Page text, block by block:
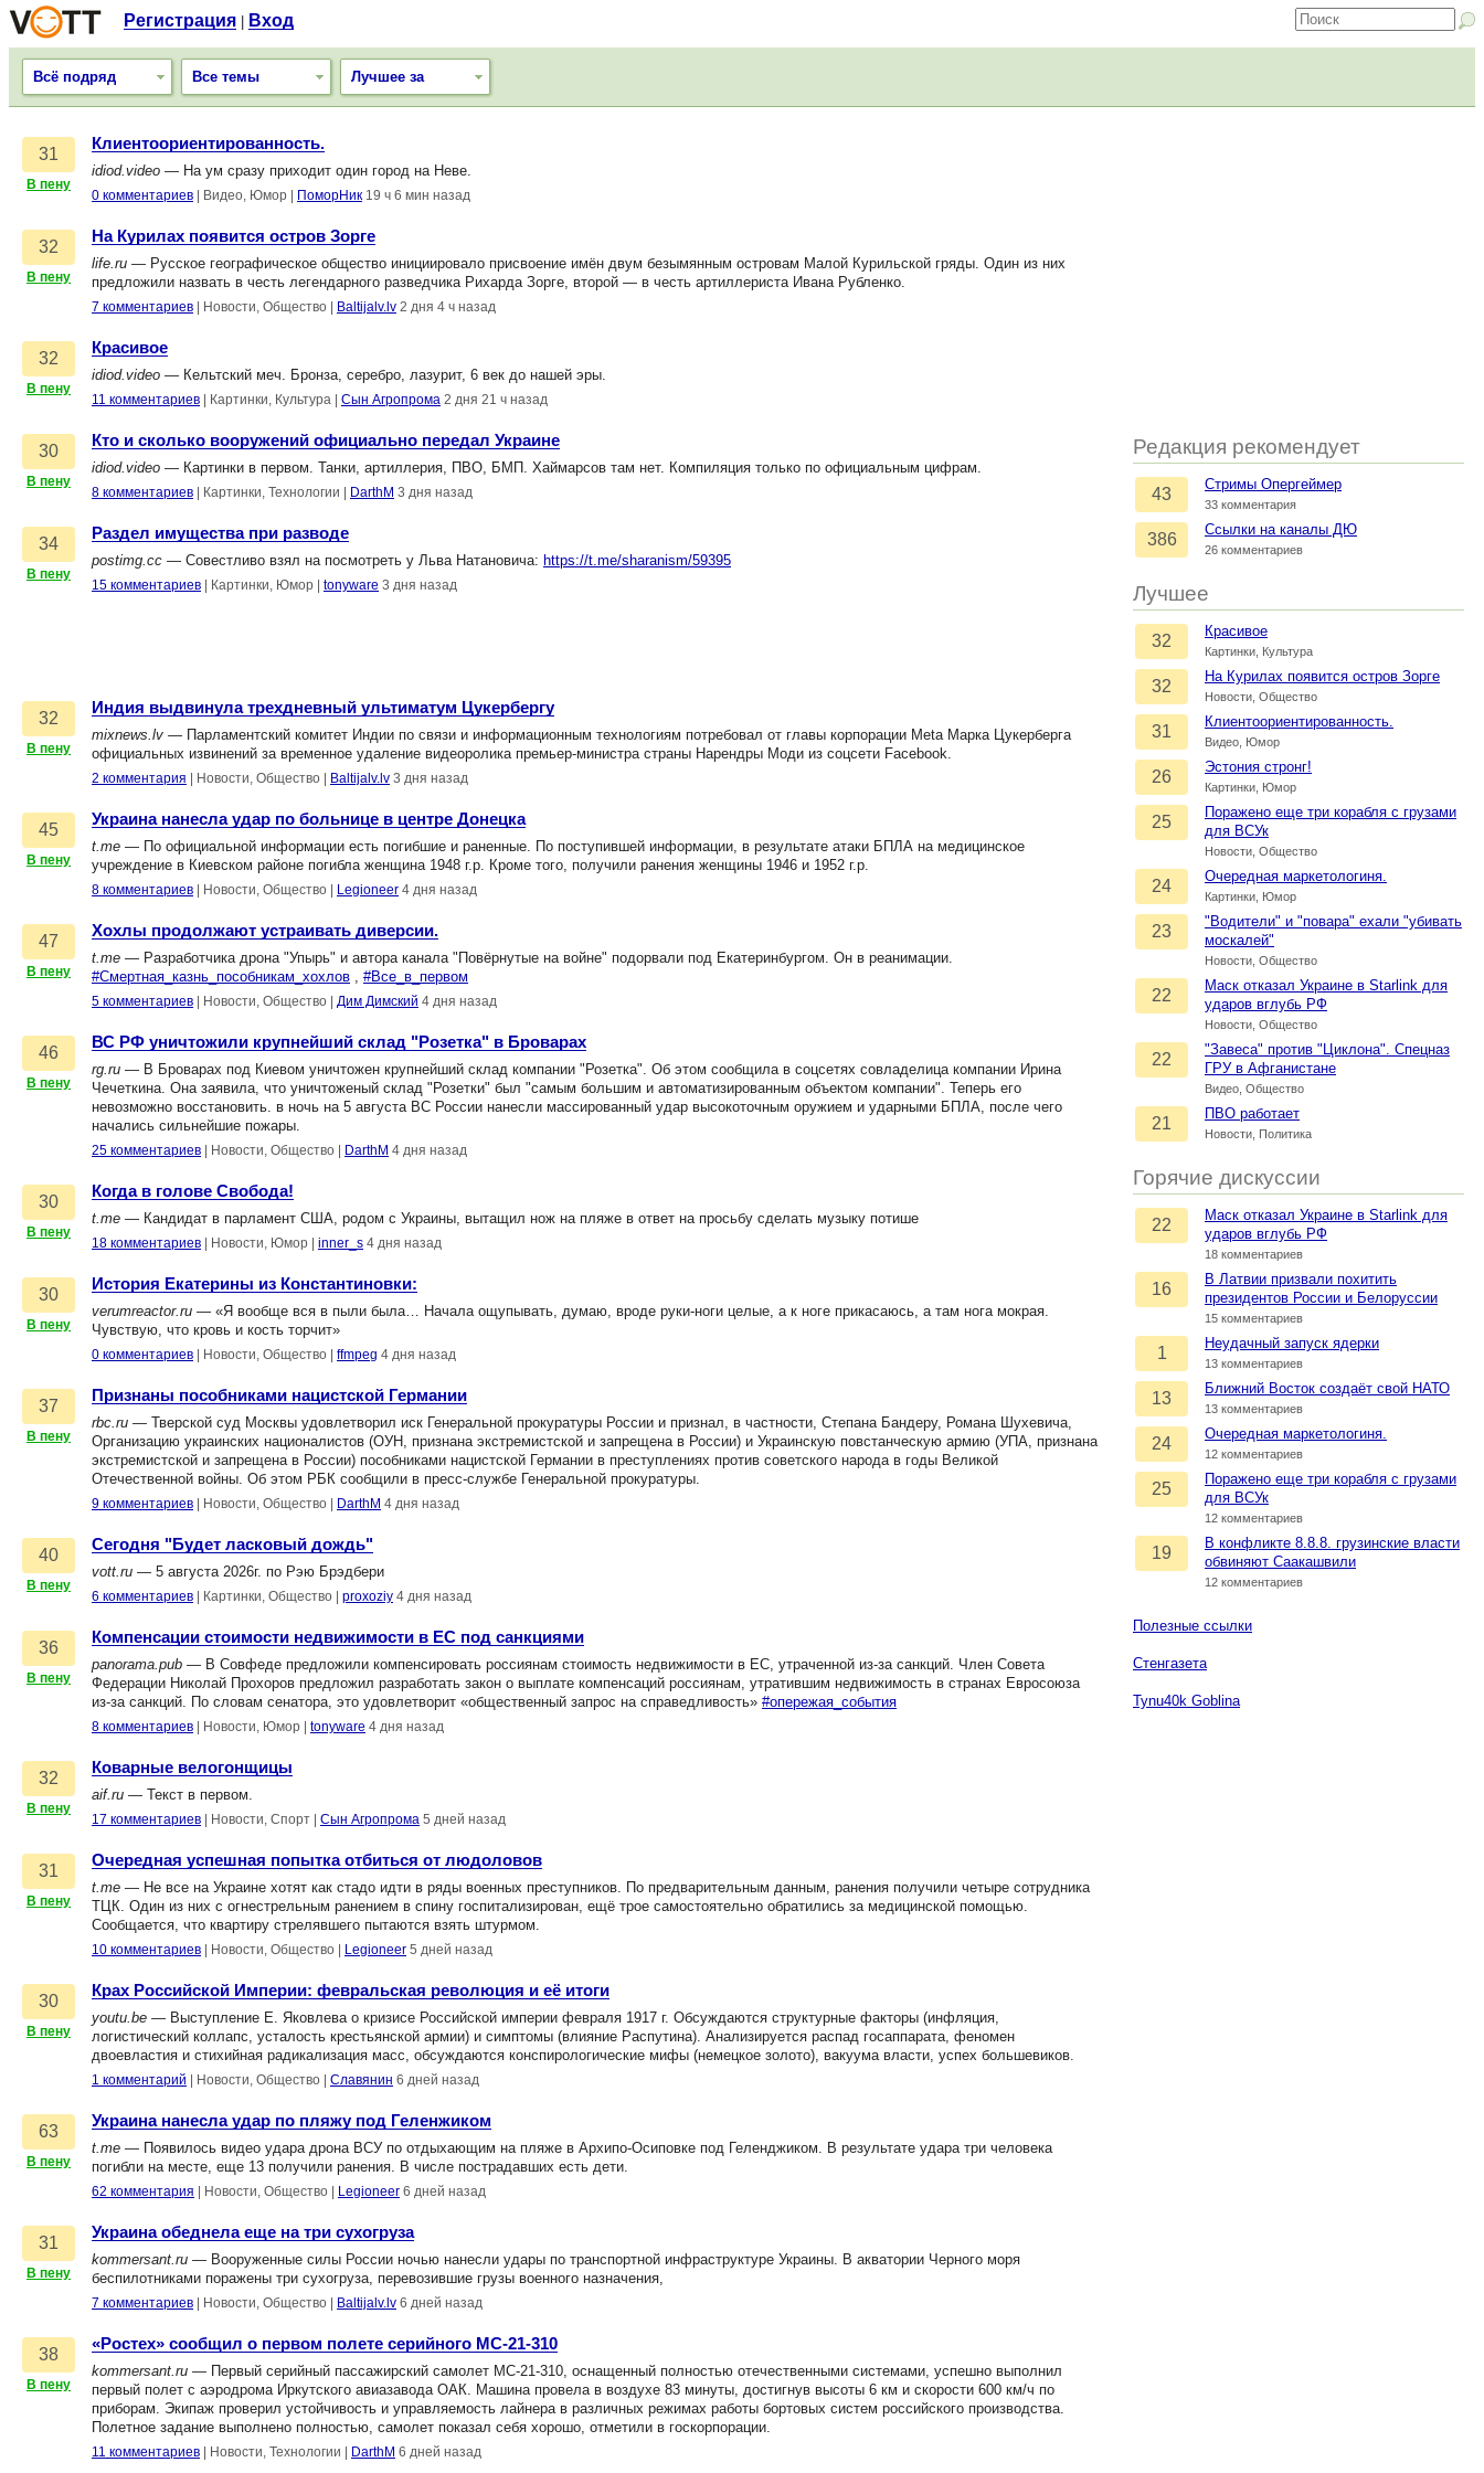
Регистрация Вход
Всё подряд Все темы Лучшее за
Редакция рекомендует
43
Стримы Опергеймер
33 комментария
386
Ссылки на каналы ДЮ
26 комментариев
Лучшее
32
Красивое
Картинки, Культура
32
На Курилах появится остров Зорге
Новости, Общество
31
Клиентоориентированность.
Видео, Юмор
26
Эстония стронг!
Картинки, Юмор
25
Поражено еще три корабля с грузами
для ВСУк
Новости, Общество
24
Очередная маркетологиня.
Картинки, Юмор
23
"Водители" и "повара" ехали "убивать
москалей"
Новости, Общество
22
Маск отказал Украине в Starlink для
ударов вглубь РФ
Новости, Общество
22
"Завеса" против "Циклона". Спецназ
ГРУ в Афганистане
Видео, Общество
21
ПВО работает
Новости, Политика
Горячие дискуссии
22
Маск отказал Украине в Starlink для
ударов вглубь РФ
18 комментариев
16
В Латвии призвали похитить
президентов России и Белоруссии
15 комментариев
1
Неудачный запуск ядерки
13 комментариев
13
Ближний Восток создаёт свой НАТО
13 комментариев
24
Очередная маркетологиня.
12 комментариев
25
Поражено еще три корабля с грузами
для ВСУк
12 комментариев
19
В конфликте 8.8.8. грузинские власти
обвиняют Саакашвили
12 комментариев
Полезные ссылки
Стенгазета
Tynu40k Goblina
31
В пену
Клиентоориентированность.
idiod.video — На ум сразу приходит один город на Неве.
0 комментариев Видео, Юмор ПоморНик 19 ч 6 мин назад
32
В пену
На Курилах появится остров Зорге
life.ru — Русское географическое общество инициировало присвоение имён двум безымянным островам Малой Курильской гряды. Один из них
предложили назвать в честь легендарного разведчика Рихарда Зорге, второй — в честь артиллериста Ивана Рубленко.
7 комментариев Новости, Общество Baltijalv.lv 2 дня 4 ч назад
32
В пену
Красивое
idiod.video — Кельтский меч. Бронза, серебро, лазурит, 6 век до нашей эры.
11 комментариев Картинки, Культура Сын Агропрома 2 дня 21 ч назад
30
В пену
Кто и сколько вооружений официально передал Украине
idiod.video — Картинки в первом. Танки, артиллерия, ПВО, БМП. Хаймарсов там нет. Компиляция только по официальным цифрам.
8 комментариев Картинки, Технологии DarthM 3 дня назад
34
В пену
Раздел имущества при разводе
postimg.cc — Совестливо взял на посмотреть у Льва Натановича: https://t.me/sharanism/59395
15 комментариев Картинки, Юмор tonyware 3 дня назад
32
В пену
Индия выдвинула трехдневный ультиматум Цукербергу
mixnews.lv — Парламентский комитет Индии по связи и информационным технологиям потребовал от главы корпорации Meta Марка Цукерберга
официальных извинений за временное удаление видеоролика премьер-министра страны Нарендры Моди из соцсети Facebook.
2 комментария Новости, Общество Baltijalv.lv 3 дня назад
45
В пену
Украина нанесла удар по больнице в центре Донецка
t.me — По официальной информации есть погибшие и раненные. По поступившей информации, в результате атаки БПЛА на медицинское
учреждение в Киевском районе погибла женщина 1948 г.р. Кроме того, получили ранения женщины 1946 и 1952 г.р.
8 комментариев Новости, Общество Legioneer 4 дня назад
47
В пену
Хохлы продолжают устраивать диверсии.
t.me — Разработчика дрона "Упырь" и автора канала "Повёрнутые на войне" подорвали под Екатеринбургом. Он в реанимации.
#Смертная_казнь_пособникам_хохлов , #Все_в_первом
5 комментариев Новости, Общество Дим Димский 4 дня назад
46
В пену
ВС РФ уничтожили крупнейший склад "Розетка" в Броварах
rg.ru — В Броварах под Киевом уничтожен крупнейший склад компании "Розетка". Об этом сообщила в соцсетях совладелица компании Ирина
Чечеткина. Она заявила, что уничтоженый склад "Розетки" был "самым большим и автоматизированным объектом компании". Теперь его
невозможно восстановить. в ночь на 5 августа ВС России нанесли массированный удар высокоточным оружием и ударными БПЛА, после чего
начались сильнейшие пожары.
25 комментариев Новости, Общество DarthM 4 дня назад
30
В пену
Когда в голове Свобода!
t.me — Кандидат в парламент США, родом с Украины, вытащил нож на пляже в ответ на просьбу сделать музыку потише
18 комментариев Новости, Юмор inner_s 4 дня назад
30
В пену
История Екатерины из Константиновки:
verumreactor.ru — «Я вообще вся в пыли была… Начала ощупывать, думаю, вроде руки-ноги целые, а к ноге прикасаюсь, а там нога мокрая.
Чувствую, что кровь и кость торчит»
0 комментариев Новости, Общество ffmpeg 4 дня назад
37
В пену
Признаны пособниками нацистской Германии
rbc.ru — Тверской суд Москвы удовлетворил иск Генеральной прокуратуры России и признал, в частности, Степана Бандеру, Романа Шухевича,
Организацию украинских националистов (ОУН, признана экстремистской и запрещена в России) и Украинскую повстанческую армию (УПА, признана
экстремистской и запрещена в России) пособниками нацистской Германии в преступлениях против советского народа в годы Великой
Отечественной войны. Об этом РБК сообщили в пресс-службе Генеральной прокуратуры.
9 комментариев Новости, Общество DarthM 4 дня назад
40
В пену
Сегодня "Будет ласковый дождь"
vott.ru — 5 августа 2026г. по Рэю Брэдбери
6 комментариев Картинки, Общество proxoziy 4 дня назад
36
В пену
Компенсации стоимости недвижимости в ЕС под санкциями
panorama.pub — В Совфеде предложили компенсировать россиянам стоимость недвижимости в ЕС, утраченной из-за санкций. Член Совета
Федерации Николай Прохоров предложил разработать закон о выплате компенсаций россиянам, утратившим недвижимость в странах Евросоюза
из-за санкций. По словам сенатора, это удовлетворит «общественный запрос на справедливость» #опережая_события
8 комментариев Новости, Юмор tonyware 4 дня назад
32
В пену
Коварные велогонщицы
aif.ru — Текст в первом.
17 комментариев Новости, Спорт Сын Агропрома 5 дней назад
31
В пену
Очередная успешная попытка отбиться от людоловов
t.me — Не все на Украине хотят как стадо идти в ряды военных преступников. По предварительным данным, ранения получили четыре сотрудника
ТЦК. Один из них с огнестрельным ранением в спину госпитализирован, ещё трое самостоятельно обратились за медицинской помощью.
Сообщается, что квартиру стрелявшего пытаются взять штурмом.
10 комментариев Новости, Общество Legioneer 5 дней назад
30
В пену
Крах Российской Империи: февральская революция и её итоги
youtu.be — Выступление Е. Яковлева о кризисе Российской империи февраля 1917 г. Обсуждаются структурные факторы (инфляция,
логистический коллапс, усталость крестьянской армии) и симптомы (влияние Распутина). Анализируется распад госаппарата, феномен
двоевластия и стихийная радикализация масс, обсуждаются конспирологические мифы (немецкое золото), вакуума власти, успех большевиков.
1 комментарий Новости, Общество Славянин 6 дней назад
63
В пену
Украина нанесла удар по пляжу под Геленжиком
t.me — Появилось видео удара дрона ВСУ по отдыхающим на пляже в Архипо-Осиповке под Геленджиком. В результате удара три человека
погибли на месте, еще 13 получили ранения. В числе пострадавших есть дети.
62 комментария Новости, Общество Legioneer 6 дней назад
31
В пену
Украина обеднела еще на три сухогруза
kommersant.ru — Вооруженные силы России ночью нанесли удары по транспортной инфраструктуре Украины. В акватории Черного моря
беспилотниками поражены три сухогруза, перевозившие грузы военного назначения,
7 комментариев Новости, Общество Baltijalv.lv 6 дней назад
38
В пену
«Ростех» сообщил о первом полете серийного МС-21-310
kommersant.ru — Первый серийный пассажирский самолет МС-21-310, оснащенный полностью отечественными системами, успешно выполнил
первый полет с аэродрома Иркутского авиазавода ОАК. Машина провела в воздухе 83 минуты, достигнув высоты 6 км и скорости 600 км/ч по
приборам. Экипаж проверил устойчивость и управляемость лайнера в различных режимах работы бортовых систем российского производства.
Полетное задание выполнено полностью, самолет показал себя хорошо, отметили в госкорпорации.
11 комментариев Новости, Технологии DarthM 6 дней назад